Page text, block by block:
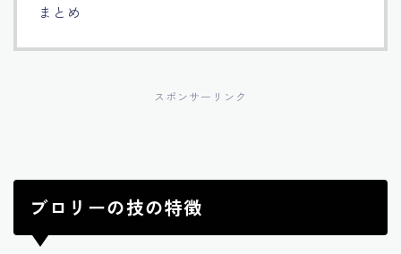
まとめ
スポンサーリンク
ブロリーの技の特徴